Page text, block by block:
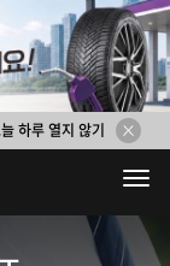
5
하루 열지 않기